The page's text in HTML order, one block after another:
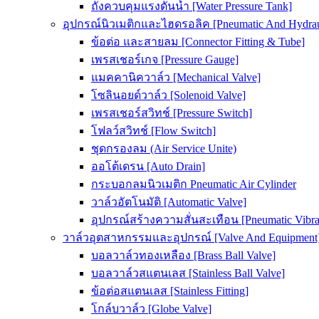
ถังควบคุมแรงดันน้ำ [Water Pressure Tank]
อุปกรณ์นิวเมติกและไฮดรอลิค [Pneumatic And
ข้อต่อ และสายลม [Connector Fitting & Tube]
เพรสเชอร์เกจ [Pressure Gauge]
แมคคานิควาล์ว [Mechanical Valve]
โซลินอยด์วาล์ว [Solenoid Valve]
เพรสเชอร์สวิทช์ [Pressure Switch]
โฟลว์สวิทช์ [Flow Switch]
ชุดกรองลม (Air Service Unite)
ออโต้เดรน [Auto Drain]
กระบอกลมนิวเมติก Pneumatic Air Cylinder
วาล์วอัตโนมัติ [Automatic Valve]
อุปกรณ์สร้างความสั่นสะเทือน [Pneumatic
วาล์วอุตสาหกรรมและอุปกรณ์ [Valve And
บอลวาล์วทองเหลือง [Brass Ball Valve]
บอลวาล์วสแตนเลส [Stainless Ball Valve]
ข้อต่อสแตนเลส [Stainless Fitting]
โกล์บวาล์ว [Globe Valve]